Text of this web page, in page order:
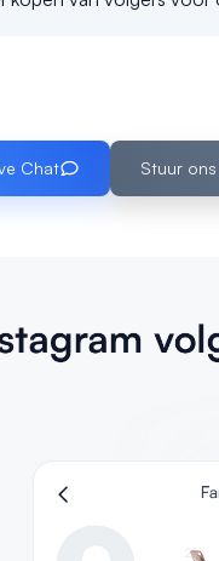
Chat Stuur ons